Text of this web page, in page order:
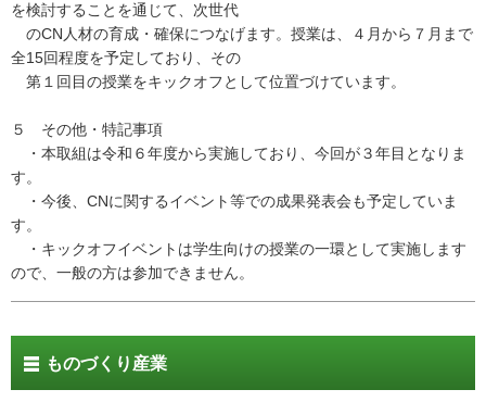
を検討することを通じて、次世代
のCN人材の育成・確保につなげます。授業は、４月から７月まで
全15回程度を予定しており、その
第１回目の授業をキックオフとして位置づけています。
５ その他・特記事項
・本取組は令和６年度から実施しており、今回が３年目となりま
す。
・今後、CNに関するイベント等での成果発表会も予定していま
す。
・キックオフイベントは学生向けの授業の一環として実施します
ので、一般の方は参加できません。
ものづくり産業